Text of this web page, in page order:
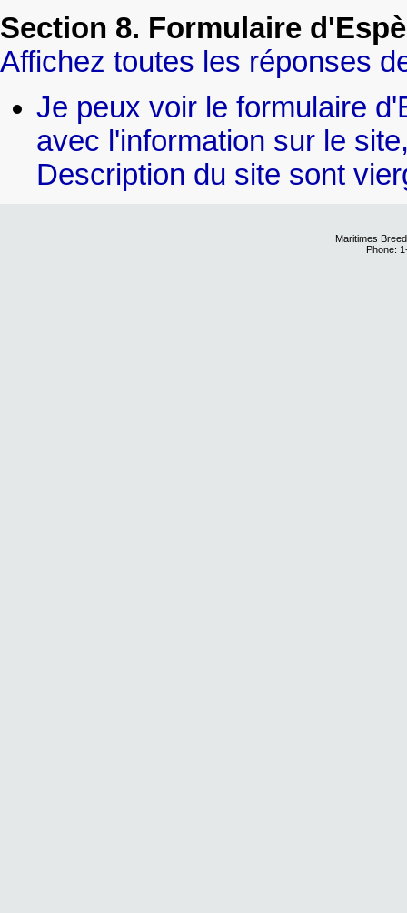
Section 8. Formulaire
Affichez toutes les réponses
Je peux voir le formulaire
avec l'information sur le
Description du site sont
Maritimes
Phone: